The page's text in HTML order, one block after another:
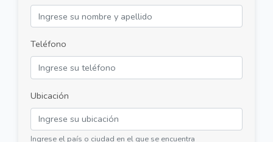
Teléfono
Ubicación
Ingrese el país o ciudad en el que se encuentra